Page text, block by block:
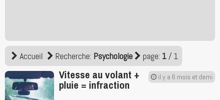
Accueil Recherche: Psychologie page: 1 / 1
il y a 6 mois et demi
Vitesse au volant +
pluie = infraction